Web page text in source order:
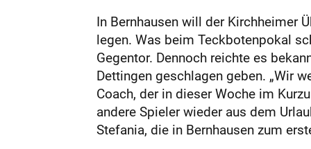
In Bernhausen will der Kirchheimer
legen. Was beim Teckbotenpokal
Gegentor. Dennoch reichte es
Dettingen geschlagen geben. „Wir
Coach, der in dieser Woche im
andere Spieler wieder aus dem
Stefania, die in Bernhausen zum